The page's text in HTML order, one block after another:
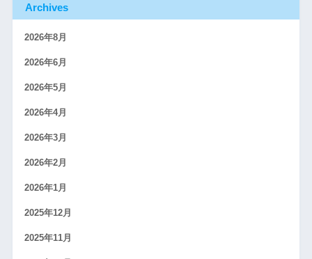
Archives
2026年8月
2026年6月
2026年5月
2026年4月
2026年3月
2026年2月
2026年1月
2025年12月
2025年11月